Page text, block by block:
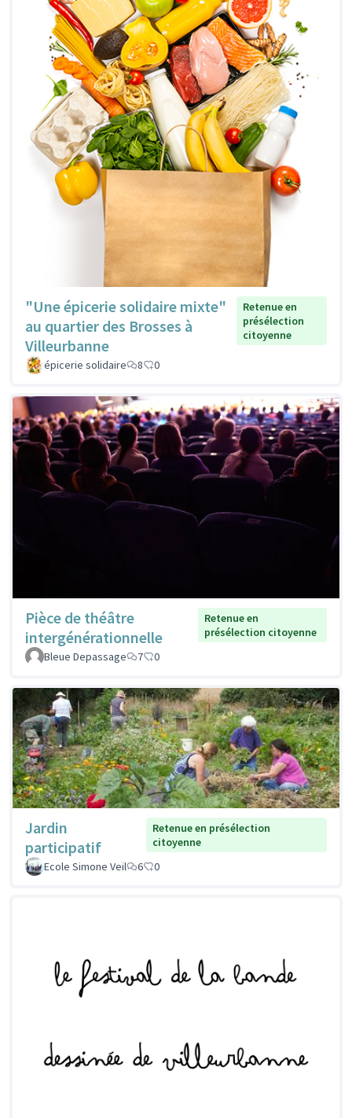
"Une épicerie solidaire mixte"
au quartier des Brosses à
Villeurbanne
Retenue en
présélection
citoyenne
épicerie solidaire 8 0
Pièce de théâtre
intergénérationnelle
Retenue en
présélection citoyenne
Bleue Depassage
7 0
Jardin
participatif
Retenue en présélection
citoyenne
Ecole Simone Veil
6 0